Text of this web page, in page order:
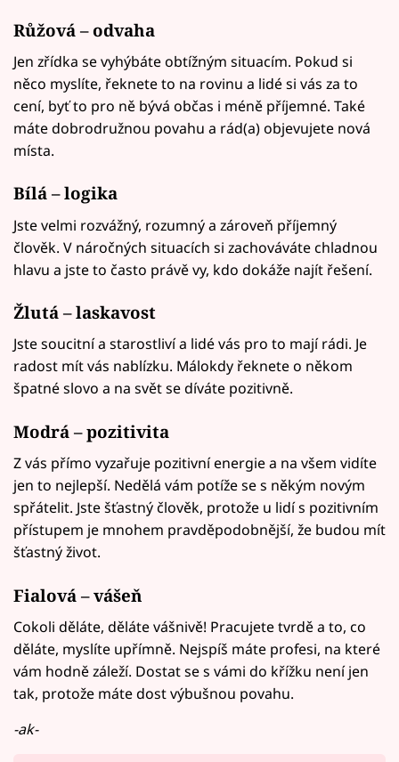
Růžová – odvaha
Jen zřídka se vyhýbáte obtížným situacím. Pokud si
něco myslíte, řeknete to na rovinu a lidé si vás za to
cení, byť to pro ně bývá občas i méně příjemné. Také
máte dobrodružnou povahu a rád(a) objevujete nová
místa.
Bílá – logika
Jste velmi rozvážný, rozumný a zároveň příjemný
člověk. V náročných situacích si zachováváte chladnou
hlavu a jste to často právě vy, kdo dokáže najít řešení.
Žlutá – laskavost
Jste soucitní a starostliví a lidé vás pro to mají rádi. Je
radost mít vás nablízku. Málokdy řeknete o někom
špatné slovo a na svět se díváte pozitivně.
Modrá – pozitivita
Z vás přímo vyzařuje pozitivní energie a na všem vidíte
jen to nejlepší. Nedělá vám potíže se s někým novým
spřátelit. Jste šťastný člověk, protože u lidí s pozitivním
přístupem je mnohem pravděpodobnější, že budou mít
šťastný život.
Fialová – vášeň
Cokoli děláte, děláte vášnivě! Pracujete tvrdě a to, co
děláte, myslíte upřímně. Nejspíš máte profesi, na které
vám hodně záleží. Dostat se s vámi do křížku není jen
tak, protože máte dost výbušnou povahu.
-ak-